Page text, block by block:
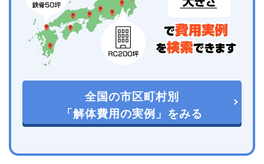
全国の市区町村別
「解体費用の実例」をみる